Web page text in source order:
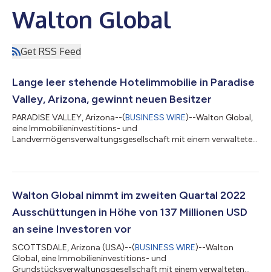
Walton Global
Get RSS Feed
Lange leer stehende Hotelimmobilie in Paradise
Valley, Arizona, gewinnt neuen Besitzer
PARADISE VALLEY, Arizona--(BUSINESS WIRE)--Walton Global,
eine Immobilieninvestitions- und
Landvermögensverwaltungsgesellschaft mit einem verwalteten
westlich der Scottsdale Road am Lincoln Drive in der Stadt
Juni 2022 mit ST Holdings, einer Tochtergesellschaft der in
Walton Global nimmt im zweiten Quartal 2022
Ausschüttungen in Höhe von 137 Millionen USD
an seine Investoren vor
SCOTTSDALE, Arizona (USA)--(BUSINESS WIRE)--Walton
Global, eine Immobilieninvestitions- und
Grundstücksverwaltungsgesellschaft mit einem verwalteten